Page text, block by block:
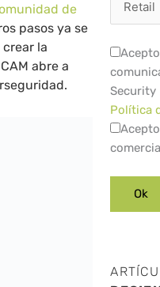
de
pasos ya se
la
abre a
Security
Política